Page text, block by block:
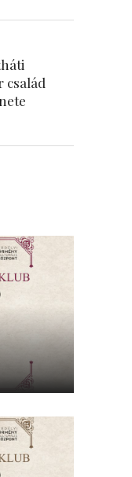
család